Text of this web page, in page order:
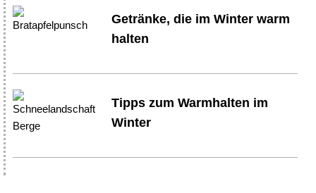
Getränke, die im Winter warm
halten
Tipps zum Warmhalten im
Winter